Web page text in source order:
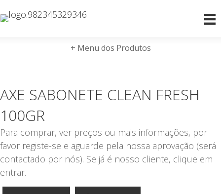
+ Menu dos Produtos
AXE SABONETE CLEAN FRESH
100GR
Para comprar, ver preços ou mais informações, por
favor registe-se e aguarde pela nossa aprovação (será
contactado por nós). Se já é nosso cliente, clique em
entrar.